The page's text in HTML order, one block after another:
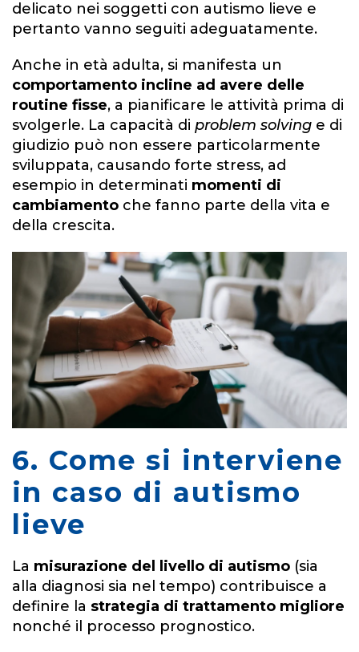
delicato nei soggetti con autismo lieve e
pertanto vanno seguiti adeguatamente.
Anche in età adulta, si manifesta un
comportamento incline ad avere delle
routine fisse, a pianificare le attività prima di
svolgerle. La capacità di problem solving e di
giudizio può non essere particolarmente
sviluppata, causando forte stress, ad
esempio in determinati momenti di
cambiamento che fanno parte della vita e
della crescita.
6. Come si interviene
in caso di autismo
lieve
La misurazione del livello di autismo (sia
alla diagnosi sia nel tempo) contribuisce a
definire la strategia di trattamento migliore
nonché il processo prognostico.